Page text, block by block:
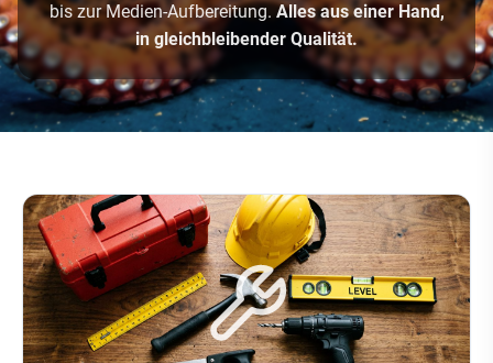
bis zur Medien-Aufbereitung.Alles aus einer Hand,
in gleichbleibender Qualität.